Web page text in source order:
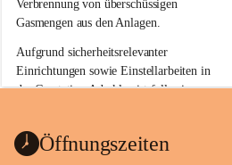
Verbrennung von überschüssigen
Gasmengen aus den Anlagen.
Aufgrund sicherheitsrelevanter
Einrichtungen sowie Einstellarbeiten in
der Gasstation Aderklaa ist fallweise
kommenden Tagen und Wochen wird
Öffnungszeiten